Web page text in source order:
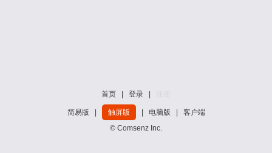
首页 登录
简易版 触屏版 电脑版
客户端
© Comsenz Inc.